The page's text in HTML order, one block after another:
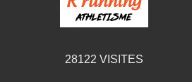
28122 VISITES